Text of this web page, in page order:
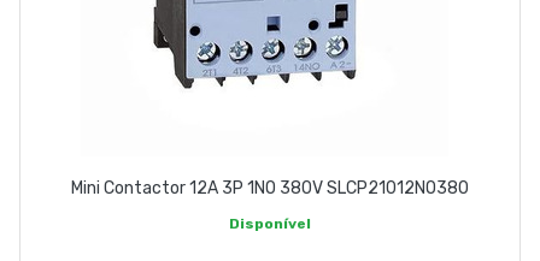
Mini Contactor 12A 3P 1NO 380V SLCP21012NO380
Disponível